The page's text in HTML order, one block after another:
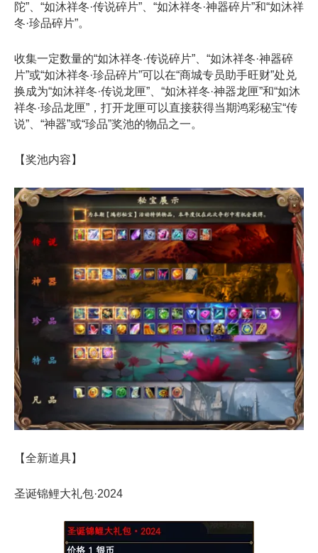
陀”、“如沐祥冬·传说碎片”、“如沐祥冬·神器碎片”和“如沐祥
冬·珍品碎片”。
收集一定数量的“如沐祥冬·传说碎片”、“如沐祥冬·神器碎
片”或“如沐祥冬·珍品碎片”可以在“商城专员助手旺财”处兑
换成为“如沐祥冬·传说龙匣”、“如沐祥冬·神器龙匣”和“如沐
祥冬·珍品龙匣”，打开龙匣可以直接获得当期鸿彩秘宝“传
说”、“神器”或“珍品”奖池的物品之一。
【奖池内容】
【全新道具】
圣诞锦鲤大礼包·2024